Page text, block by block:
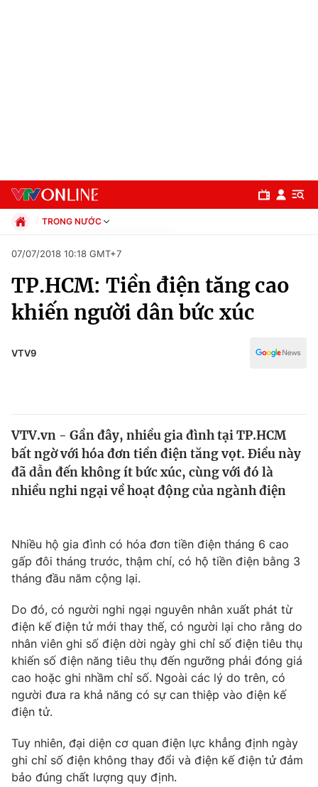
Chuyên mục
Chính trị
Y tế
Thế giới
Thế giới đó đây
Câu chuyện quốc tế
Tài chính
Thị trường
Góc doanh nghiệp
Dữ liệu và đời sống
Truyền hình
Phim VTV
Hậu trường
Nhân vật
Giải sao mai
Giải trí
Điện ảnh
Âm nhạc
Sao
Đời sống
Du lịch
Làm đẹp
Chất lượng cuộc sống
Giáo dục
Tuyển sinh
Công nghệ
TRONG NƯỚC
Xã hội
Pháp luật
Kinh tế
Thể thao
Giáo dục
07/07/2018 10:18 GMT+7
TP.HCM: Tiền điện tăng cao
khiến người dân bức xúc‎
VTV9
VTV.vn - Gần đây, nhiều gia đình tại TP.HCM
bất ngờ với hóa đơn tiền điện tăng vọt. Điều này
đã dẫn đến không ít bức xúc, cùng với đó là
nhiều nghi ngại về hoạt động của ngành điện
Nhiều hộ gia đình có hóa đơn tiền điện tháng 6 cao
gấp đôi tháng trước, thậm chí, có hộ tiền điện bằng 3
tháng đầu năm cộng lại.
Do đó, có người nghi ngại nguyên nhân xuất phát từ
điện kế điện tử mới thay thế, có người lại cho rằng do
nhân viên ghi số điện dời ngày ghi chỉ số điện tiêu thụ
khiến số điện năng tiêu thụ đến ngưỡng phải đóng giá
cao hoặc ghi nhầm chỉ số. Ngoài các lý do trên, có
người đưa ra khả năng có sự can thiệp vào điện kế
điện tử.
Tuy nhiên, đại diện cơ quan điện lực khẳng định ngày
ghi chỉ số điện không thay đổi và điện kế điện tử đảm
bảo đúng chất lượng quy định.